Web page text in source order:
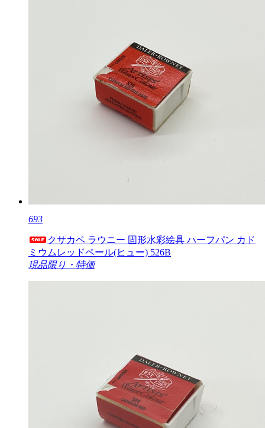
693
クサカベ ラウニー 固形水彩絵具 ハーフパン カド
ミウムレッドペール(ヒュー) 526B
現品限り・特価